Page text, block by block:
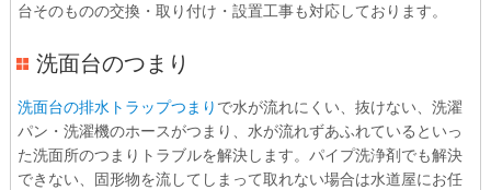
台そのものの交換・取り付け・設置工事も対応しております。
洗面台のつまり
洗面台の排水トラップつまり で水が流れにくい、抜けない、洗濯
パン・洗濯機のホースがつまり、水が流れずあふれているといっ
た洗面所のつまりトラブルを解決します。パイプ洗浄剤でも解決
できない、固形物を流してしまって取れない場合は水道屋にお任